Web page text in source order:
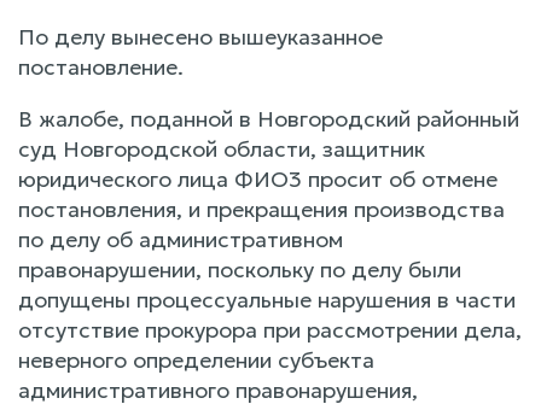
По делу вынесено вышеуказанное
постановление.
В жалобе, поданной в Новгородский районный
суд Новгородской области, защитник
юридического лица ФИО3 просит об отмене
постановления, и прекращения производства
по делу об административном
правонарушении, поскольку по делу были
допущены процессуальные нарушения в части
отсутствие прокурора при рассмотрении дела,
неверного определении субъекта
административного правонарушения,